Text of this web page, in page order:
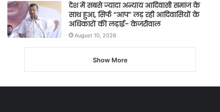
देश में सबसे ज्यादा अन्याय आदिवासी समाज के
साथ हुआ, सिर्फ ‘‘आप’’ लड़ रही आदिवासियों के
अधिकारों की लड़ाई- केजरीवाल
August 10, 2026
Show More